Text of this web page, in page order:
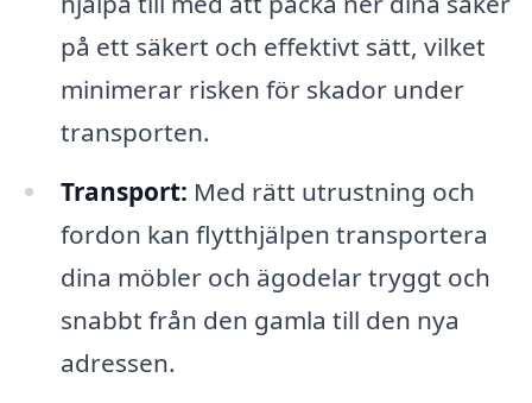
på ett säkert och effektivt sätt, vilket
minimerar risken för skador under
transporten.
Transport: Med rätt utrustning och
fordon kan flytthjälpen transportera
dina möbler och ägodelar tryggt och
snabbt från den gamla till den nya
adressen.